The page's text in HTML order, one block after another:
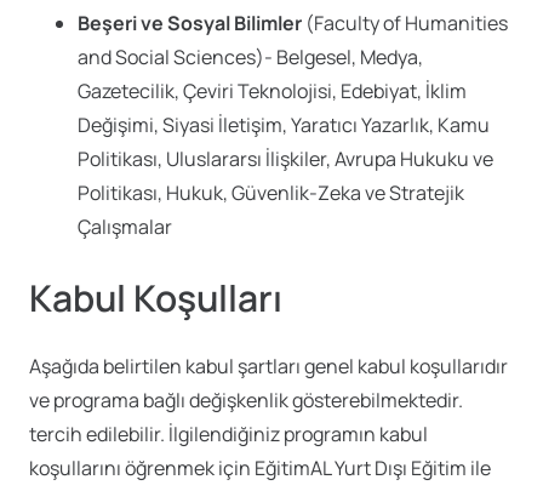
Beşeri ve Sosyal Bilimler (Faculty of Humanities
and Social Sciences)- Belgesel, Medya,
Gazetecilik, Çeviri Teknolojisi, Edebiyat, İklim
Değişimi, Siyasi İletişim, Yaratıcı Yazarlık, Kamu
Politikası, Uluslararsı İlişkiler, Avrupa Hukuku ve
Politikası, Hukuk, Güvenlik-Zeka ve Stratejik
Çalışmalar
Kabul Koşulları
Aşağıda belirtilen kabul şartları genel kabul koşullarıdır
ve programa bağlı değişkenlik gösterebilmektedir.
tercih edilebilir. İlgilendiğiniz programın kabul
koşullarını öğrenmek için EğitimAL Yurt Dışı Eğitim ile